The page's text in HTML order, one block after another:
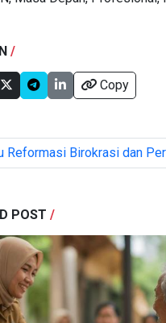
/
Copy
Reformasi Birokrasi dan
POST /